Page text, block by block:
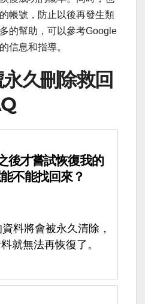
帳號，防止以後再發生類
的幫助，可以參考Google
信息和指導。
久刪除救回
後才嘗試恢復我的
不能找回來？
料將會被永久清除，
就無法再恢復了。